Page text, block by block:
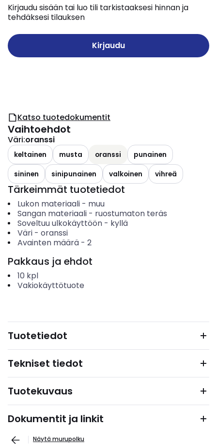
Kirjaudu sisään tai luo tili tarkistaaksesi hinnan ja
tehdäksesi tilauksen
Kirjaudu
Katso tuotedokumentit
Vaihtoehdot
Väri:oranssi
keltainen musta oranssi
punainen
sininen
sinipunainen valkoinen vihreä
Tärkeimmät tuotetiedot
Lukon materiaali- muu
Sangan materiaali- ruostumaton teräs
Soveltuu ulkokäyttöön- kyllä
Väri- oranssi
Avainten määrä- 2
Pakkaus ja ehdot
10 kpl
Vakiokäyttötuote
Tuotetiedot
Tekniset tiedot
Tuotekuvaus
Dokumentit ja linkit
Näytä murupolku